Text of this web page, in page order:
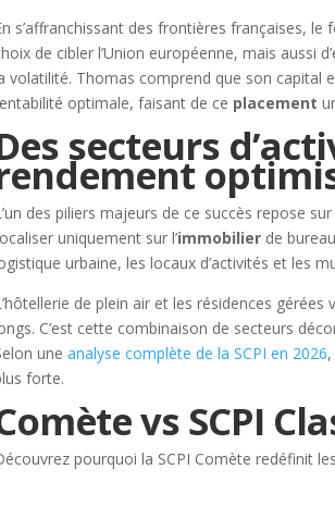
s’affranchissant des frontières françaises,
de cibler l’Union européenne, mais aussi
volatilité. Thomas comprend que son capital
optimale, faisant de ce placement
secteurs
des piliers majeurs de ce succès repose
uniquement sur l’immobilier de
urbaine, les locaux d’activités et les
de plein air et les résidences
C’est cette combinaison de secteurs
uneanalyse complète de la SCPI en 2026
forte.
vs SCPI
pourquoi la SCPI Comète redéfinit